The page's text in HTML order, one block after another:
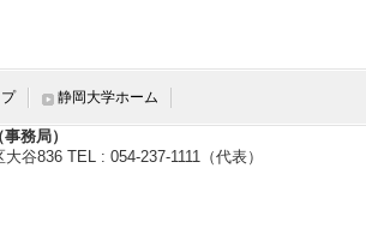
静岡大学ホーム
務局）
谷836 TEL : 054-237-1111（代表）